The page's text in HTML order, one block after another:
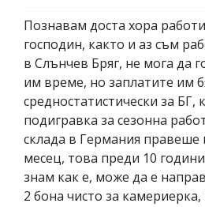
Познавам доста хора
господин, както и аз съм
в Слънчев Бряг, не мога да
им време, но заплатите им
средностатистически за БГ,
подигравка за сезонна
склада в Германия правеше
месец, това преди 10
знам как е, може да е
2 бона чисто за